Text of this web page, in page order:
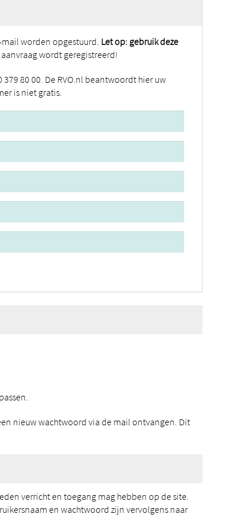
worden opgestuurd. Let op: gebruik deze
aanvraag wordt geregistreerd!
80 00. De RVO.nl beantwoordt hier uw
is niet gratis.
nieuw wachtwoord via de mail ontvangen. Dit
verricht en toegang mag hebben op de site.
en wachtwoord zijn vervolgens naar